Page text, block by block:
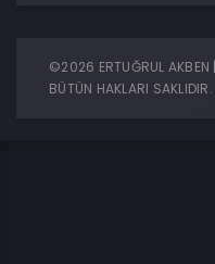
©2026 ERTUĞRUL AKBEN |
BÜTÜN HAKLARI SAKLIDIR.